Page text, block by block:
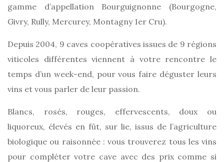
gamme d’appellation Bourguignonne (Bourgogne,
Givry, Rully, Mercurey, Montagny 1er Cru).
Depuis 2004, 9 caves coopératives issues de 9 régions
viticoles différentes viennent à votre rencontre le
temps d’un week-end, pour vous faire déguster leurs
vins et vous parler de leur passion.
Blancs, rosés, rouges, effervescents, doux ou
liquoreux, élevés en fût, sur lie, issus de l’agriculture
biologique ou raisonnée : vous trouverez tous les vins
pour compléter votre cave avec des prix comme si